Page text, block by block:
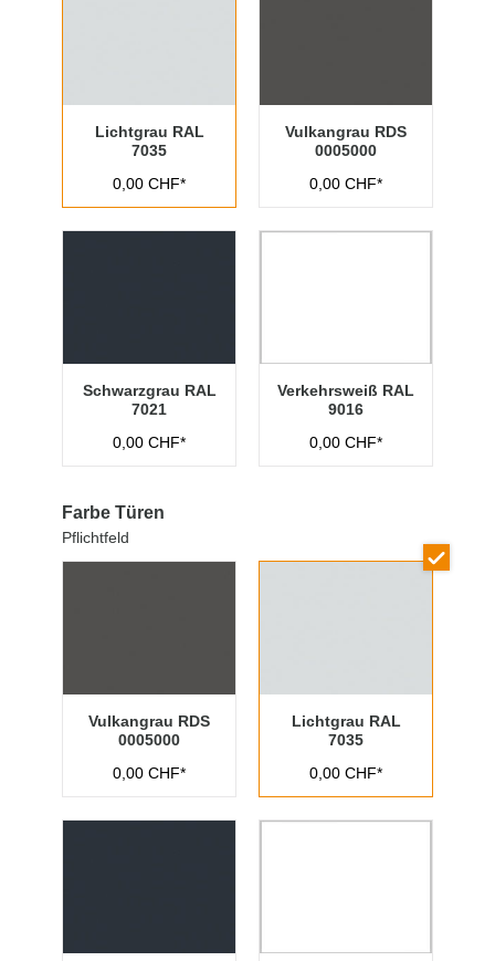
Lichtgrau RAL
7035
0,00 CHF*
Vulkangrau RDS
0005000
0,00 CHF*
Schwarzgrau RAL
7021
0,00 CHF*
Verkehrsweiß RAL
9016
0,00 CHF*
Farbe Türen
Pflichtfeld
Vulkangrau RDS
0005000
0,00 CHF*
Lichtgrau RAL
7035
0,00 CHF*